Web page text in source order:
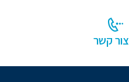
צור קשר